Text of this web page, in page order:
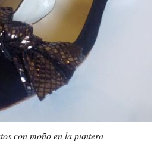
con moño en la puntera